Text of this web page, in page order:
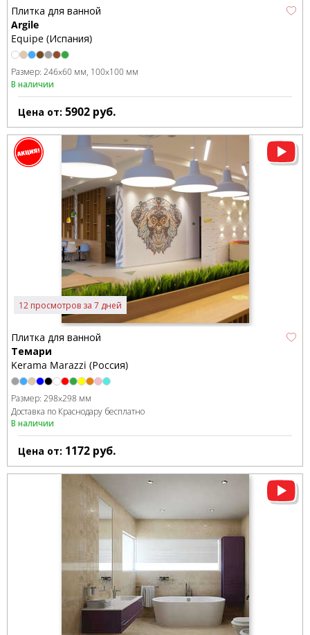
Плитка для ванной
Argile
Equipe (Испания)
Размер: 246x60 мм 100x100 мм
В наличии
Цена от: 5902 руб.
12 просмотров за 7 дней
Плитка для ванной
Темари
Kerama Marazzi (Россия)
Размер: 298x298 мм
Доставка по Краснодару бесплатно
В наличии
Цена от: 1172 руб.